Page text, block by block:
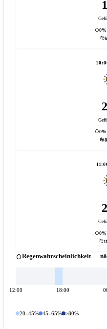
0%
0%
0%
Regenwahrscheinlichkeit —
12:00 18:00
20–45% 45–65% >80%